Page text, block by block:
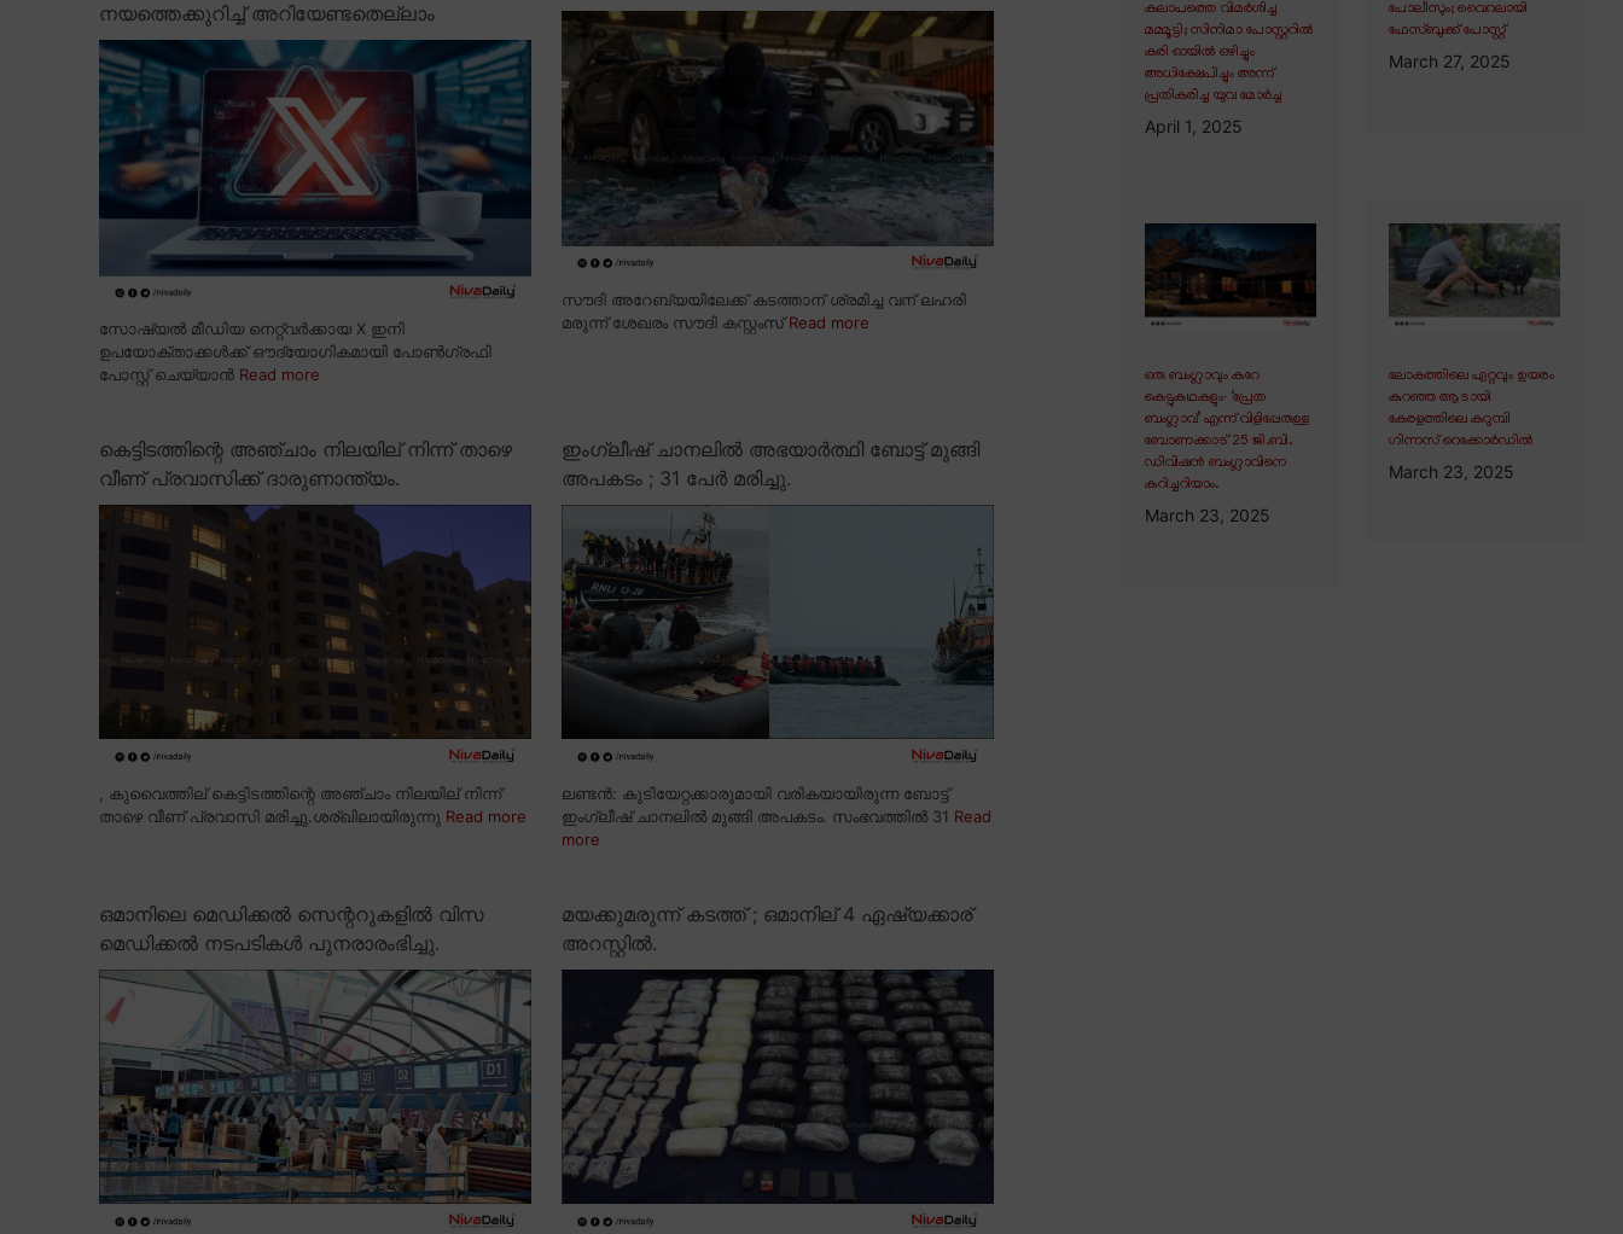
നയത്തെക്കുറിച്ച് അറിയേണ്ടതെല്ലാം
സോഷ്യൽ മീഡിയ നെറ്റ്വർക്കായ X ഇനി
ഉപയോക്താക്കൾക്ക് ഔദ്യോഗികമായി പോൺഗ്രഫി
പോസ്റ്റ് ചെയ്യാൻ Read more
സൗദി അറേബ്യയിലേക്ക് കടത്താന് ശ്രമിച്ച വന് ലഹരി
മരുന്ന് ശേഖരം സൗദി കസ്റ്റംസ്Read more
കെട്ടിടത്തിന്റെ അഞ്ചാം നിലയില് നിന്ന് താഴെ
വീണ് പ്രവാസിക്ക് ദാരുണാന്ത്യം.
, കുവൈത്തില് കെട്ടിടത്തിന്റെ അഞ്ചാം നിലയില് നിന്ന്
താഴെ വീണ് പ്രവാസി മരിച്ചു.ശര്ഖിലായിരുന്നു Read more
ഇംഗ്ലീഷ് ചാനലിൽ അഭയാർത്ഥി ബോട്ട് മുങ്ങി
അപകടം ; 31 പേർ മരിച്ചു.
ലണ്ടൻ: കുടിയേറ്റക്കാരുമായി വരികയായിരുന്ന ബോട്ട്
ഇംഗ്ലീഷ് ചാനലിൽ മുങ്ങി അപകടം. സംഭവത്തിൽ 31 Read
more
ഒമാനിലെ മെഡിക്കൽ സെന്ററുകളിൽ വിസ
മെഡിക്കൽ നടപടികൾ പുനരാരംഭിച്ചു.
മയക്കുമരുന്ന് കടത്ത് ; ഒമാനില് 4 ഏഷ്യക്കാര്
അറസ്റ്റിൽ.
കലാപത്തെ വിമർശിച്ച
മമ്മൂട്ടി; സിനിമാ പോസ്റ്ററിൽ
കരി ഓയിൽ ഒഴിച്ചും
അധിക്ഷേപിച്ചും അന്ന്
പ്രതികരിച്ച യുവ മോർച്ച
April 1, 2025
പോലീസും; വൈറലായി
ഫേസ്ബുക്ക് പോസ്റ്റ്
March 27, 2025
ഒരു ബംഗ്ലാവും കുറേ
കെട്ടുകഥകളും∙ ‘പ്രേത
ബംഗ്ലാവ്’ എന്ന് വിളിപ്പേരുള്ള
ബോണക്കാട് 25 ജി.ബി.
ഡിവിഷൻ ബംഗ്ലാവിനെ
കുറിച്ചറിയാം.
March 23, 2025
ലോകത്തിലെ ഏറ്റവും ഉയരം
കുറഞ്ഞ ആടായി
കേരളത്തിലെ കറുമ്പി
ഗിന്നസ് റെക്കോർഡിൽ
March 23, 2025